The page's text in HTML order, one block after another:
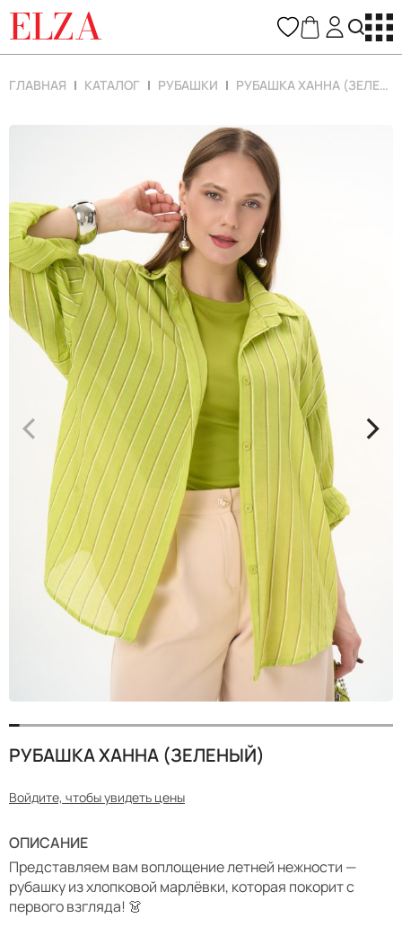
ELZA
ГЛАВНАЯ КАТАЛОГ РУБАШКИ РУБАШКА ХАННА (ЗЕЛЕНЫЙ)
< >
РУБАШКА ХАННА (ЗЕЛЕНЫЙ)
Войдите, чтобы увидеть цены
ОПИСАНИЕ
Представляем вам воплощение летней нежности —
рубашку из хлопковой марлёвки, которая покорит с
первого взгляда! 👗